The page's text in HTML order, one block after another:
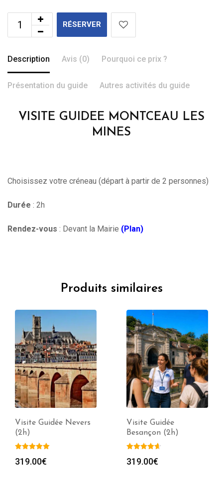
RÉSERVER
Description Avis (0) Pourquoi ce prix ?
Présentation du guide Autres activités du guide
VISITE GUIDEE MONTCEAU LES
MINES
Choisissez votre créneau (départ à partir de 2 personnes)
Durée : 2h
Rendez-vous : Devant la Mairie (Plan)
Produits similaires
Visite Guidée Nevers
(2h)
319.00€
Visite Guidée
Besançon (2h)
319.00€